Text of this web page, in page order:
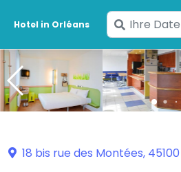
Hotel in Orléans
Geben
Sie
Ihre
Daten
ein
18 bis rue des Montées,